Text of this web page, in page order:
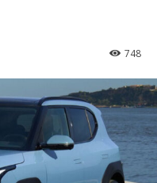
748